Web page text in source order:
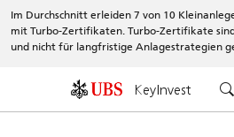
Im Durchschnitt erleiden 7 von 10
mit Turbo-Zertifikaten. Turbo-Zertifikate
und nicht für langfristige Anlagestrategien
KeyInvest